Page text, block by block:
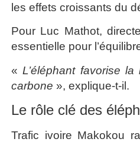
les effets croissants du
Pour Luc Mathot,
essentielle pour
«L’éléphant favorise
carbone », explique-t-il.
Le rôle clé des
Trafic ivoire Makokou